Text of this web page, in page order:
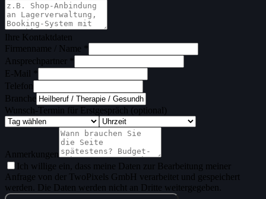
Ihre Kontaktdaten
Firmenname / Name *
Ansprechpartner *
E-Mail *
Telefon
Branche
Wunsch-Termin für Erstgespräch (optional)
Anmerkungen
Ich willige ein, dass meine Daten zur Bearbeitung meiner
Anfrage von der TwoPixels GmbH verarbeitet und gespeichert
werden. Die Daten werden nicht an Dritte weitergegeben.